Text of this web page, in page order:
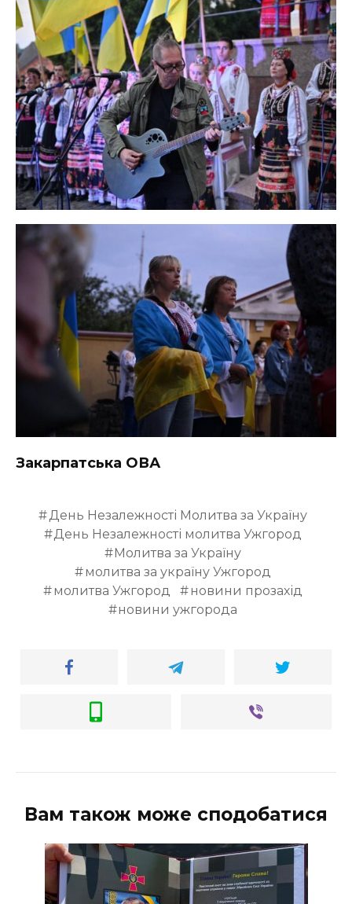
Закарпатська ОВА
День Незалежності Молитва за Україну
День Незалежності молитва Ужгород
Молитва за Україну
молитва за україну Ужгород
молитва Ужгород
новини прозахід
новини ужгорода
Вам також може сподобатися